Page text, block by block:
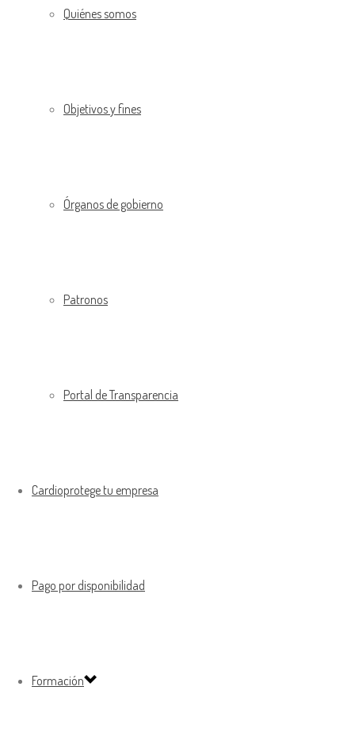
Quiénes somos
Objetivos y fines
Órganos de gobierno
Patronos
Portal de Transparencia
Cardioprotege tu empresa
Pago por disponibilidad
Formación